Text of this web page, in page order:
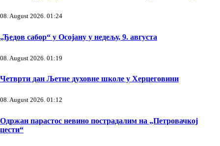
08. August 2026. 01:24
„Ђедов сабор“ у Осојану у недељу, 9. августа
08. August 2026. 01:19
Четврти дан Љетне духовне школе у Херцеговини
08. August 2026. 01:12
Одржан парастос невино пострадалим на „Петровачкој
цести“